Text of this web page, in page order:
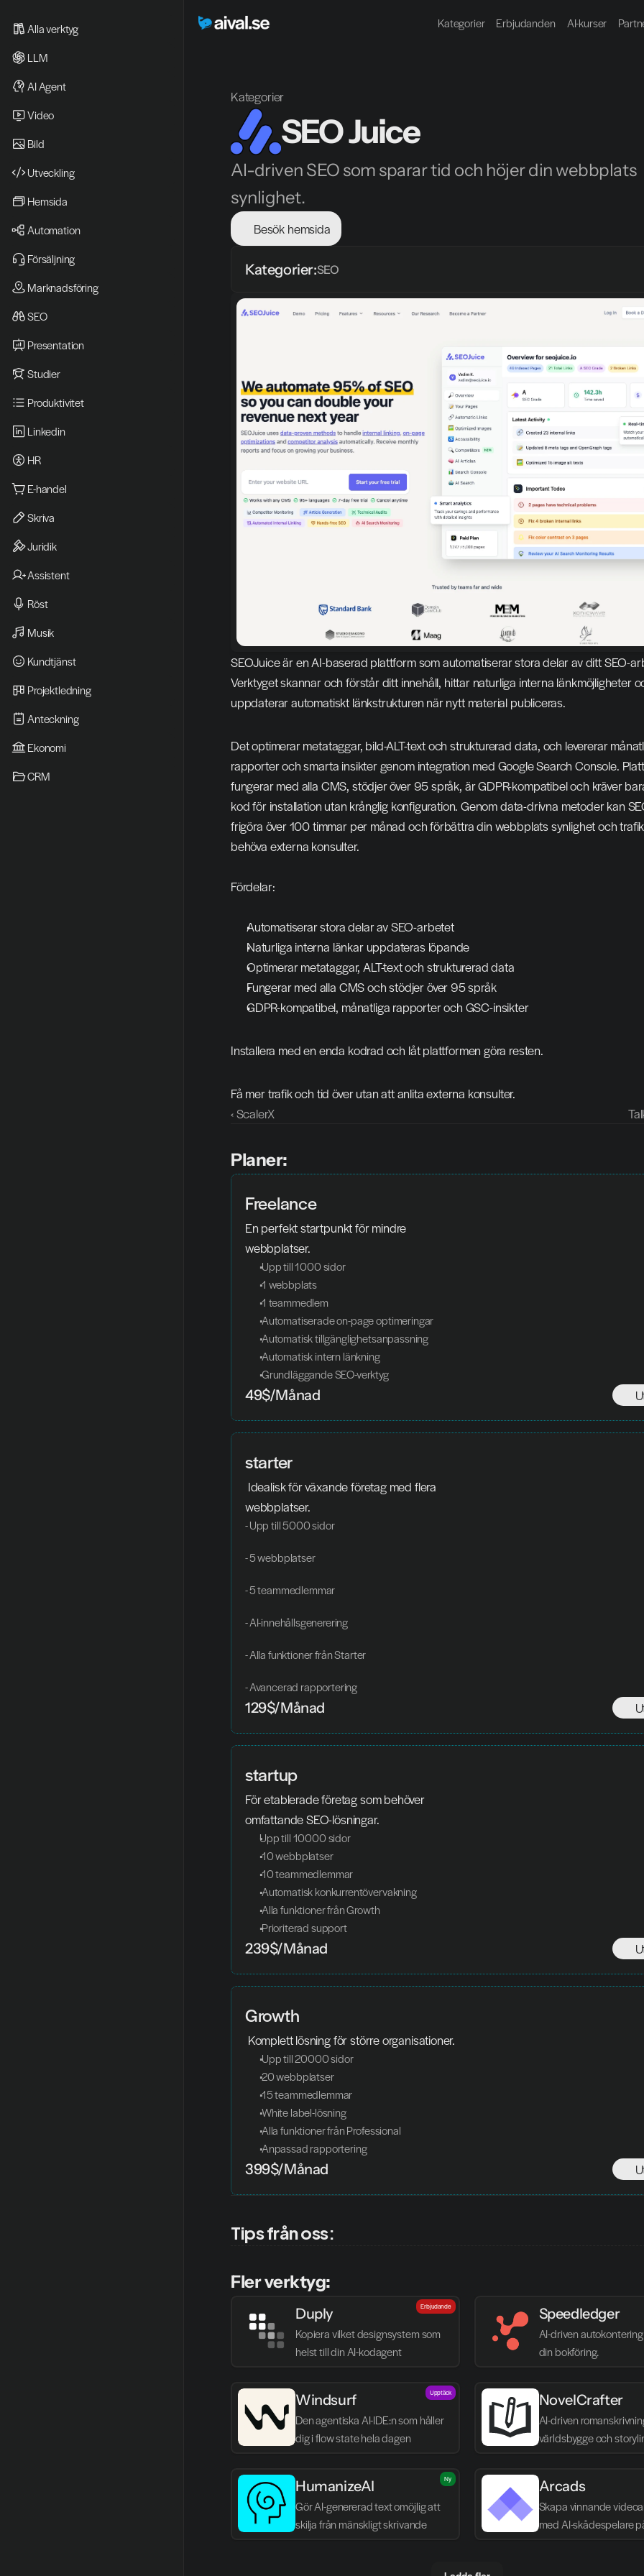
Kategorier Erbjudanden AI-kurser
Alla verktyg
LLM
AI Agent
Video
Bild
Utveckling
Hemsida
Automation
Försäljning
Marknadsföring
SEO
Presentation
Studier
Produktivitet
Linkedin
HR
E-handel
Skriva
Juridik
Assistent
Röst
Musik
Kundtjänst
Projektledning
Anteckning
Ekonomi
CRM
Kategorier
SEO Juice
AI-driven SEO som sparar tid och höjer din webbplats
synlighet.
Besök hemsida
Kategorier:SEO
SEOJuice är en AI-baserad plattform som automatiserar stora delar av ditt SEO-
Verktyget skannar och förstår ditt innehåll, hittar naturliga interna länkmöjligheter
uppdaterar automatiskt länkstrukturen när nytt material publiceras.
Det optimerar metataggar, bild-ALT-text och strukturerad data, och levererar
rapporter och smarta insikter genom integration med Google Search Console.
fungerar med alla CMS, stödjer över 95 språk, är GDPR-kompatibel och kräver
kod för installation utan krånglig konfiguration. Genom data-drivna metoder kan
frigöra över 100 timmar per månad och förbättra din webbplats synlighet och
behöva externa konsulter.
Fördelar:
Automatiserar stora delar av SEO-arbetet
Naturliga interna länkar uppdateras löpande
Optimerar metataggar, ALT-text och strukturerad data
Fungerar med alla CMS och stödjer över 95 språk
GDPR-kompatibel, månatliga rapporter och GSC-insikter
Installera med en enda kodrad och låt plattformen göra resten.
Få mer trafik och tid över utan att anlita externa konsulter.
‹ ScalerX
Planer:
Freelance
En perfekt startpunkt för mindre
webbplatser.
Upp till 1000 sidor
1 webbplats
1 teammedlem
Automatiserade on-page optimeringar
Automatisk tillgänglighetsanpassning
Automatisk intern länkning
Grundläggande SEO-verktyg
49$/Månad
starter
webbplatser.
- Upp till 5000 sidor
- 5 webbplatser
- 5 teammedlemmar
- AI-innehållsgenerering
- Alla funktioner från Starter
- Avancerad rapportering
129$/Månad
startup
För etablerade företag som behöver
omfattande SEO-lösningar.
Upp till 10000 sidor
10 webbplatser
10 teammedlemmar
Automatisk konkurrentövervakning
Alla funktioner från Growth
Prioriterad support
239$/Månad
Growth
Komplett lösning för större organisationer.
Upp till 20000 sidor
20 webbplatser
15 teammedlemmar
White label-lösning
Alla funktioner från Professional
Anpassad rapportering
399$/Månad
Tips från oss:
Fler verktyg:
Duply
Kopiera vilket designsystem som
helst till din AI-kodagent
Erbjudande Speedledger
AI-driven
din bokföring.
Windsurf
Den agentiska AI-IDE:n som håller
dig i flow state hela dagen
Upptäck NovelCrafter
AI-driven
världsbygge och
HumanizeAI
Gör AI-genererad text omöjlig att
skilja från mänskligt skrivande
Ny Arcads
Skapa vinnande
med AI-skådespelare